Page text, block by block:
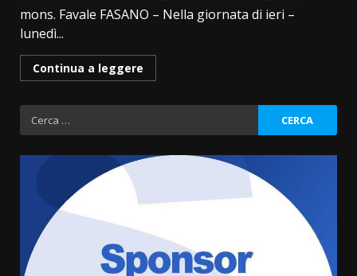
mons. Favale FASANO – Nella giornata di ieri –
lunedì...
Continua a leggere
Ricerca
per: